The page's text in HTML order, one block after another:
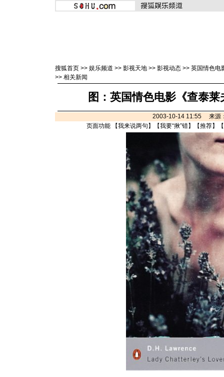
搜狐首页 >> 娱乐频道 >> 影视天地 >> 影视动态 >> 英国情色电
>> 相关新闻
图：英国情色电影《查泰
2003-10-14 11:55 来源
页面功能 【我来说两句 】【我要“揪”错】【推荐】